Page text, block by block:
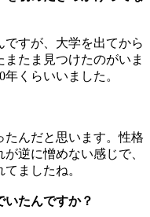
すが、大学を出てから
たま見つけたのがいま
くらいいました。
たんだと思います。性格
逆に憎めない感じで、
ましたね。
たんですか？